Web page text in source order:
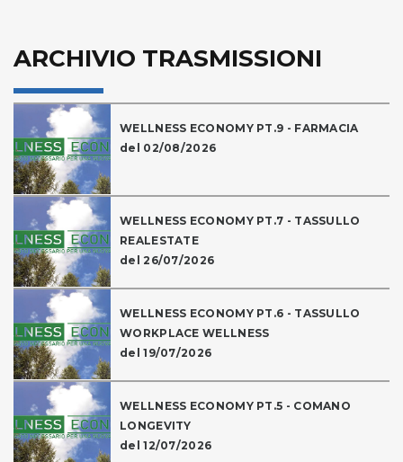
ARCHIVIO TRASMISSIONI
WELLNESS ECONOMY PT.9 - FARMACIA
del 02/08/2026
WELLNESS ECONOMY PT.7 - TASSULLO
REALESTATE
del 26/07/2026
WELLNESS ECONOMY PT.6 - TASSULLO
WORKPLACE WELLNESS
del 19/07/2026
WELLNESS ECONOMY PT.5 - COMANO
LONGEVITY
del 12/07/2026